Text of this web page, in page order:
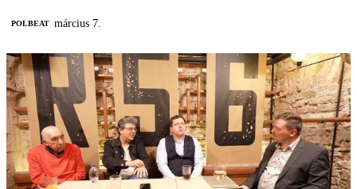
‎POLBEAT március 7.